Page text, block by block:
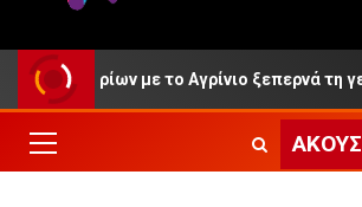
με το Αγρίνιο ξεπερνά τη